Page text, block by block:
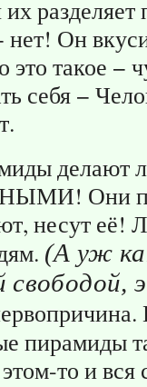
Он
такое −
себя −
делают
Они
несут её!
(А уж
свободой,
пирамиды
то и вся